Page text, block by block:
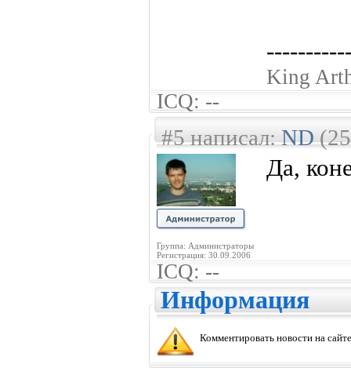
King
ICQ: --
#5 написал:ND(25
Группа: Администраторы
Регистрация: 30.09.2006
Да,
ICQ: --
Информация
Комментировать новости на